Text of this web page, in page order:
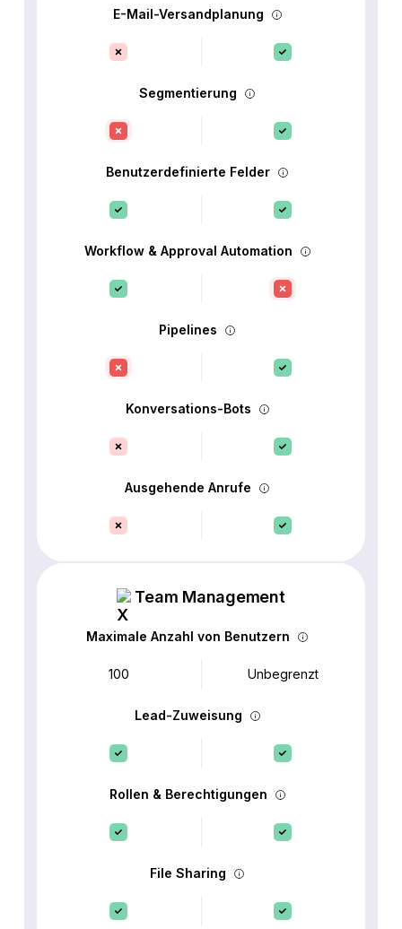
E-Mail-Versandplanung
Segmentierung
Benutzerdefinierte Felder
Workflow & Approval Automation
Pipelines
Konversations-Bots
Ausgehende Anrufe
Team Management
Maximale Anzahl von Benutzern
100 Unbegrenzt
Lead-Zuweisung
Rollen & Berechtigungen
File Sharing